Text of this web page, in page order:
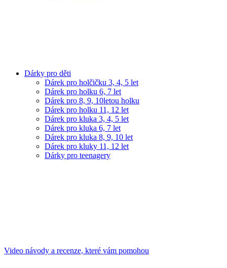
Dárky pro děti
Dárek pro holčičku 3, 4, 5 let
Dárek pro holku 6, 7 let
Dárek pro 8, 9, 10letou holku
Dárek pro holku 11, 12 let
Dárek pro kluka 3, 4, 5 let
Dárek pro kluka 6, 7 let
Dárek pro kluka 8, 9, 10 let
Dárek pro kluky 11, 12 let
Dárky pro teenagery
Video návody a recenze, které vám pomohou